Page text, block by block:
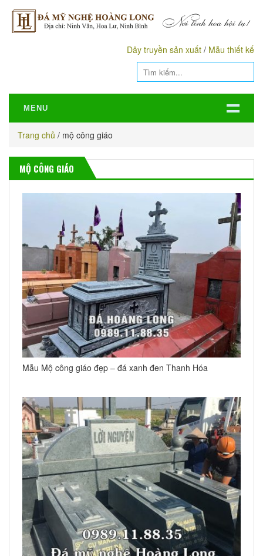
Dây truyền sản xuất / Mẫu thiết kế
MENU
Trang chủ / mộ công giáo
MỘ CÔNG GIÁO
Mẫu Mộ công giáo đẹp – đá xanh đen Thanh Hóa